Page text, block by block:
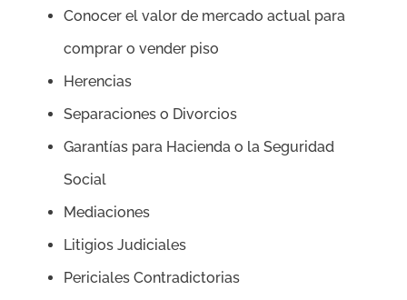
Conocer el valor de mercado actual para
comprar o vender piso
Herencias
Separaciones o Divorcios
Garantías para Hacienda o la Seguridad
Social
Mediaciones
Litigios Judiciales
Periciales Contradictorias